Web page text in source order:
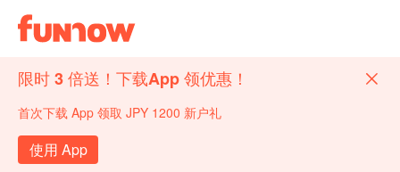
限时 3 倍送！下载App 领优惠！
首次下载 App 领取 JPY 1200 新户礼
使用 App